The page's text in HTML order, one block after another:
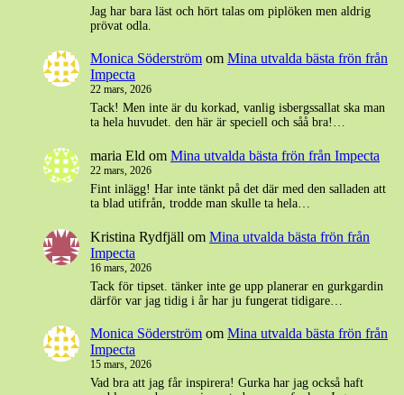
Jag har bara läst och hört talas om piplöken men aldrig
prövat odla.
Monica Söderström om Mina utvalda bästa frön från
Impecta
22 mars, 2026
Tack! Men inte är du korkad, vanlig isbergssallat ska man
ta hela huvudet. den här är speciell och såå bra!…
maria Eld om Mina utvalda bästa frön från Impecta
22 mars, 2026
Fint inlägg! Har inte tänkt på det där med den salladen att
ta blad utifrån, trodde man skulle ta hela…
Kristina Rydfjäll om Mina utvalda bästa frön från
Impecta
16 mars, 2026
Tack för tipset. tänker inte ge upp planerar en gurkgardin
därför var jag tidig i år har ju fungerat tidigare…
Monica Söderström om Mina utvalda bästa frön från
Impecta
15 mars, 2026
Vad bra att jag får inspirera! Gurka har jag också haft